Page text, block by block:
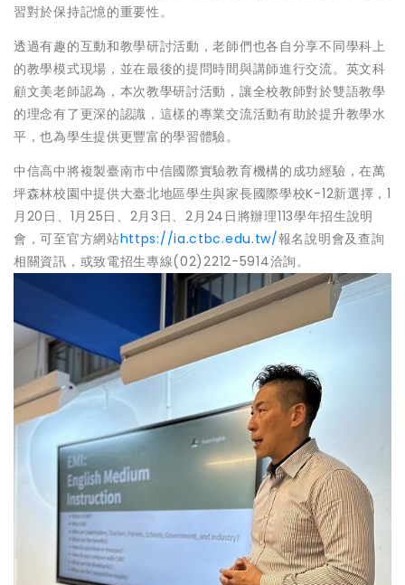
習對於保持記憶的重要性。
透過有趣的互動和教學研討活動，老師們也各自分享不同學科上
的教學模式現場，並在最後的提問時間與講師進行交流。英文科
顧文美老師認為，本次教學研討活動，讓全校教師對於雙語教學
的理念有了更深的認識，這樣的專業交流活動有助於提升教學水
平，也為學生提供更豐富的學習體驗。
中信高中將複製臺南市中信國際實驗教育機構的成功經驗，在萬
坪森林校園中提供大臺北地區學生與家長國際學校K-12新選擇，1
月20日、1月25日、2月3日、2月24日將辦理113學年招生說明
會，可至官方網站https://ia.ctbc.edu.tw/報名說明會及查詢
相關資訊，或致電招生專線(02)2212-5914洽詢。